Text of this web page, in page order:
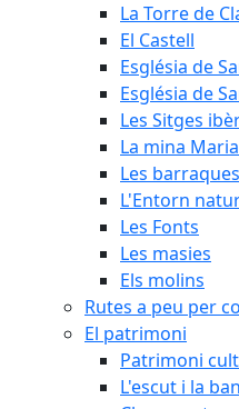
La Torre de
El Castell
Església de
Església de
Les Sitges
La mina
Les
L'Entorn
Les Fonts
Les masies
Els molins
Rutes a peu per
El patrimoni
Patrimoni
L'escut i la